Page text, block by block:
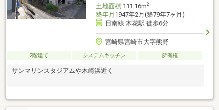
土地面積111.16m2
築年月 1947年2月(築79年7ヶ月)
日南線 木花駅 徒歩6分
宮崎県宮崎市大字熊野
2階建て システムキッチン 所有権
サンマリンスタジアムや木崎浜近く